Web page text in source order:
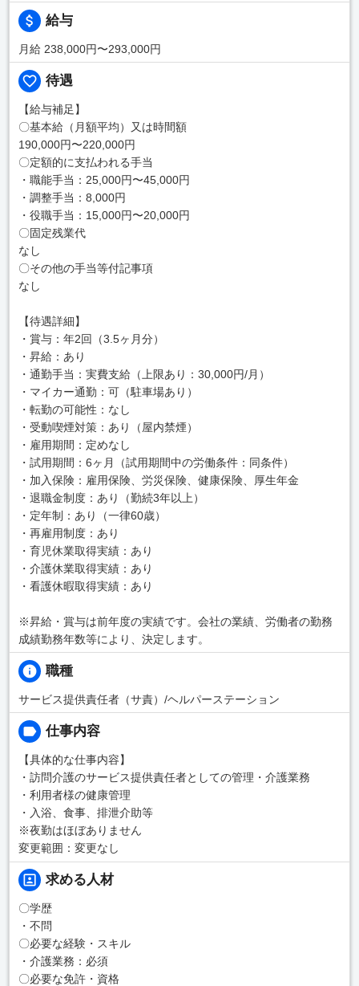
給与
月給 238,000円〜293,000円
待遇
【給与補足】
〇基本給（月額平均）又は時間額
190,000円〜220,000円
〇定額的に支払われる手当
・職能手当：25,000円〜45,000円
・調整手当：8,000円
・役職手当：15,000円〜20,000円
〇固定残業代
なし
〇その他の手当等付記事項
なし
【待遇詳細】
・賞与：年2回（3.5ヶ月分）
・昇給：あり
・通勤手当：実費支給（上限あり：30,000円/月）
・マイカー通勤：可（駐車場あり）
・転勤の可能性：なし
・受動喫煙対策：あり（屋内禁煙）
・雇用期間：定めなし
・試用期間：6ヶ月（試用期間中の労働条件：同条件）
・加入保険：雇用保険、労災保険、健康保険、厚生年金
・退職金制度：あり（勤続3年以上）
・定年制：あり（一律60歳）
・再雇用制度：あり
・育児休業取得実績：あり
・介護休業取得実績：あり
・看護休暇取得実績：あり
※昇給・賞与は前年度の実績です。会社の業績、労働者の勤務
成績勤務年数等により、決定します。
職種
サービス提供責任者（サ責）/ヘルパーステーション
仕事内容
【具体的な仕事内容】
・訪問介護のサービス提供責任者としての管理・介護業務
・利用者様の健康管理
・入浴、食事、排泄介助等
※夜勤はほぼありません
変更範囲：変更なし
求める人材
〇学歴
・不問
〇必要な経験・スキル
・介護業務：必須
〇必要な免許・資格